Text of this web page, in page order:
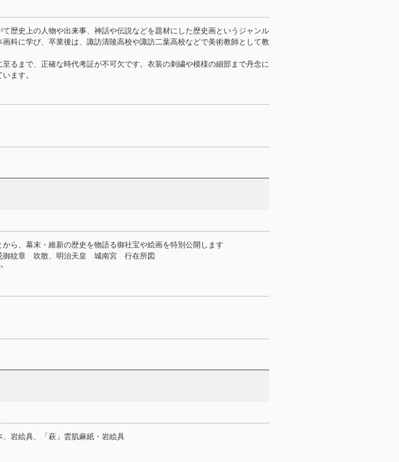
歴史上の人物や出来事、神話や伝説などを題材にした歴史画というジャンル
科に学び、卒業後は、諏訪清陵高校や諏訪二葉高校などで美術教師として教
るまで、正確な時代考証が不可欠です。衣装の刺繍や模様の細部まで丹念に
ます。
ら、幕末・維新の歴史を物語る御社宝や絵画を特別公開します
花御紋章 吹散、明治天皇 城南宮 行在所図
、岩絵具、「萩」雲肌麻紙・岩絵具